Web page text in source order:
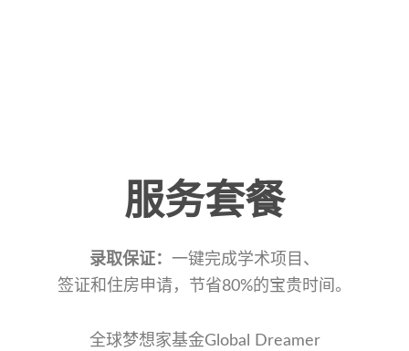
服务套餐
录取保证： 一键完成学术项目、
签证和住房申请，节省80%的宝贵时间。
全球梦想家基金Global Dreamer